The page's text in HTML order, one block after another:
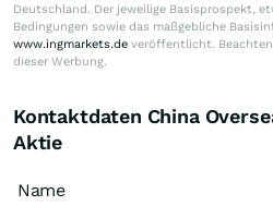
Deutschland. Der jeweilige Basisprospekt,
Bedingungen sowie das maßgebliche
www.ingmarkets.de veröffentlicht.
dieser Werbung.
Kontaktdaten China
Aktie
Name